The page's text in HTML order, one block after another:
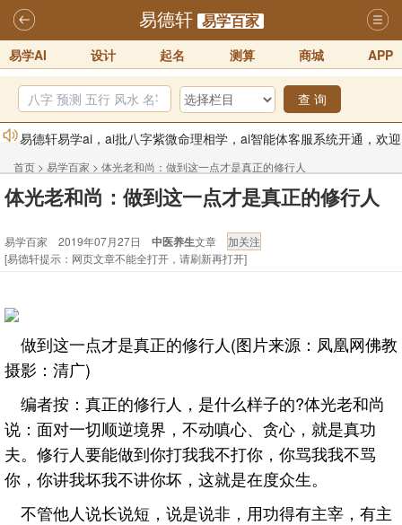
易德轩 易学百家
易学AI 设计 起名 测算 商城 APP
查 询
易德轩易学ai，ai批八字紫微命理相学，ai智能体客服系统开通，欢迎
体验！！
2025-07-01
易德轩网重构及升能完成，欢迎大家来体验新程序及感觉！！
2026年化太岁锦囊属马、鼠、牛、龙、兔、狗、鸡生肖化太岁开始预
订！！
2025-10-01
易德轩通告：本网站易德轩商标及LOGO注册声明
2021-9-7
首页 > 易学百家 > 体光老和尚：做到这一点才是真正的修行人
体光老和尚：做到这一点才是真正的修行人
易学百家 2019年07月27日 中医养生文章
[易德轩提示：网页文章不能全打开，请刷新再打开]
做到这一点才是真正的修行人(图片来源：凤凰网佛教
摄影：清广)
编者按：真正的修行人，是什么样子的?体光老和尚
说：面对一切顺逆境界，不动嗔心、贪心，就是真功
夫。修行人要能做到你打我我不打你，你骂我我不骂
你，你讲我坏我不讲你坏，这就是在度众生。
不管他人说长说短，说是说非，用功得有主宰，有主